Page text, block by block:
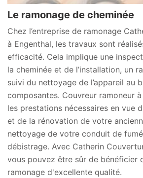
Le ramonage de cheminée
Chez l’entreprise de ramonage
à Engenthal, les travaux sont
efficacité. Cela implique une
la cheminée et de l’installation, un
suivi du nettoyage de l’appareil au
composantes. Couvreur ramoneur
les prestations nécessaires en vue
et de la rénovation de votre
nettoyage de votre conduit de
débistrage. Avec Catherin
vous pouvez être sûr de bénéficier
ramonage d'excellente qualité.